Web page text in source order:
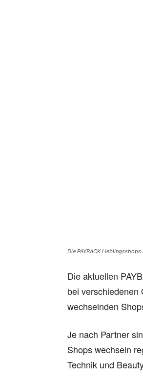
Die PAYBACK
Die aktuellen
bei verschiedenen
wechselnden
Je nach Partner
Shops wechseln
Technik und